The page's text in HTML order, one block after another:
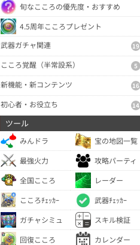
旬なこころの優先度・おすすめ
4.5周年こころプレゼント
武器ガチャ関連
19
こころ覚醒（半常設系） 5
新機能・新コンテンツ 16
初心者・お役立ち 14
ツール
みんドラ
宝の地図一覧
最強火力
攻略パーティ
全国こころ
レーダー
こころﾁｪｯｶｰ
武器ﾁｪｯｶｰ
ガチャシミュ
スキル検証
回復こころ
カレンダー